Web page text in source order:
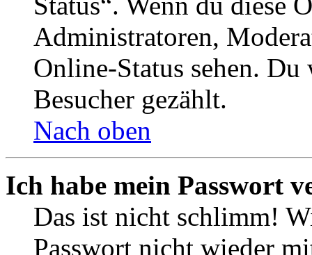
Administratoren,
Online-Status sehen.
Besucher gezählt.
Nach oben
Ich habe mein Passwort
Das ist nicht schlimm!
Passwort nicht wieder